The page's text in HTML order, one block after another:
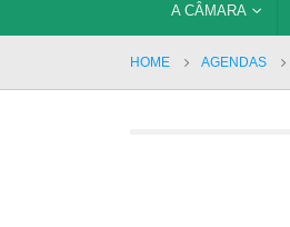
A CÂMARA
HOME AGENDAS